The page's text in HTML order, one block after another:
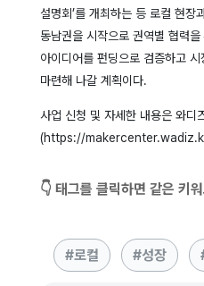
설명회’를 개최하는 등 로컬 현장
동남권을 시작으로 권역별 협력
아이디어를 펀딩으로 검증하고
마련해 나갈 계획이다.
사업 신청 및 자세한 내용은 와디
(https://
👇 태그를 클릭하면 같은 키
로컬 성장